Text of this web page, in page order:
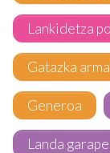
Lankidetza
Gatazka
Generoa
Landa